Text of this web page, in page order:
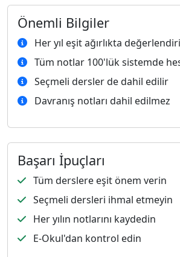
Önemli Bilgiler
Her yıl eşit ağırlıkta
Tüm notlar 100'lük sistemde
Seçmeli dersler de dahil edilir
Davranış notları dahil edilmez
Başarı İpuçları
Tüm derslere eşit önem verin
Seçmeli dersleri ihmal etmeyin
Her yılın notlarını kaydedin
E-Okul'dan kontrol edin